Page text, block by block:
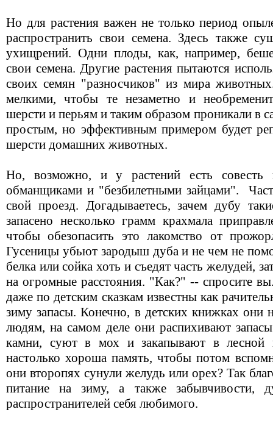
Но для растения важен не только период
распространить свои семена. Здесь также
ухищрений. Одни плоды, как, например,
свои семена. Другие растения пытаются
своих семян "разносчиков" из мира
мелкими, чтобы те незаметно и
шерсти и перьям и таким образом проникали в
простым, но эффективным примером будет
шерсти домашних животных.
Но, возможно, и у растений есть
обманщиками и "безбилетными зайцами".
свой проезд. Догадываетесь, зачем дубу
запасено несколько грамм крахмала
чтобы обезопасить это лакомство от
Гусеницы убьют зародыш дуба и не чем не
белка или сойка хоть и съедят часть желудей,
на огромные расстояния. "Как?" -- спросите
даже по детским сказкам известны как
зиму запасы. Конечно, в детских книжках они
людям, на самом деле они распихивают
камни, суют в мох и закапывают в лесной
настолько хороша память, чтобы потом
они второпях сунули желудь или орех? Так
питание на зиму, а также забывчивости,
распространителей себя любимого.